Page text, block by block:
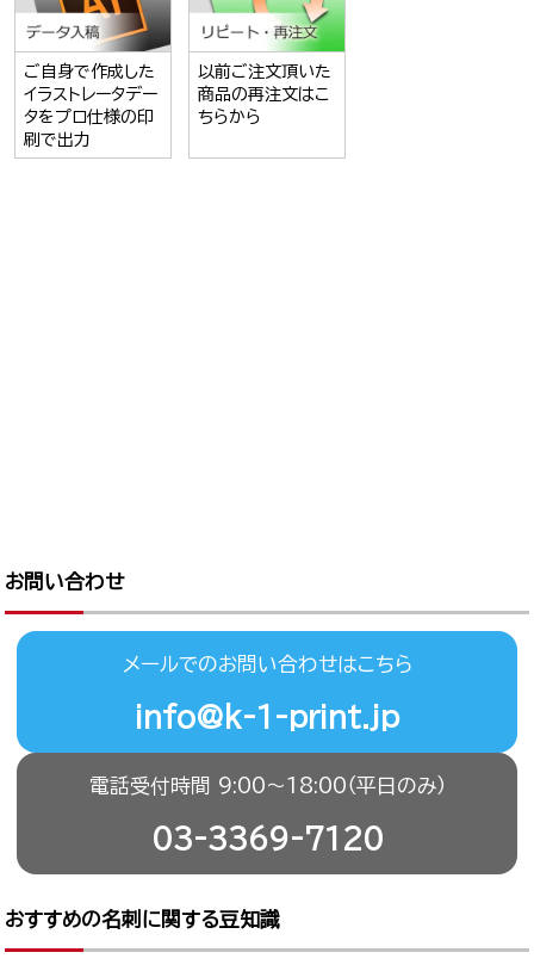
ご自身で作成した
イラストレータデー
タをプロ仕様の印
刷で出力
以前ご注文頂いた
商品の再注文はこ
ちらから
お問い合わせ
メールでのお問い合わせはこちら
info@k-1-print.jp
電話受付時間 9:00〜18:00（平日のみ）
03-3369-7120
おすすめの名刺に関する豆知識